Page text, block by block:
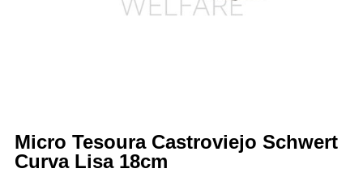
Micro Tesoura Castroviejo Schwert
Curva Lisa 18cm